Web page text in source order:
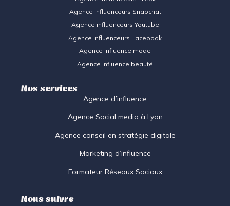
Agence influenceurs Snapchat
Agence influenceurs Youtube
Agence influenceurs Facebook
Agence influence mode
Agence influence beauté
Nos services
Agence d’influence
Agence Social media à Lyon
Agence conseil en stratégie digitale
Marketing d’influence
Formateur Réseaux Sociaux
Nous suivre